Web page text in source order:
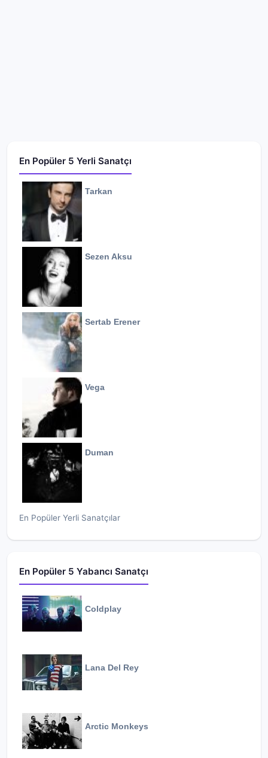
En Popüler 5 Yerli Sanatçı
Tarkan
Sezen Aksu
Sertab Erener
Vega
Duman
En Popüler Yerli Sanatçılar
En Popüler 5 Yabancı Sanatçı
Coldplay
Lana Del Rey
Arctic Monkeys